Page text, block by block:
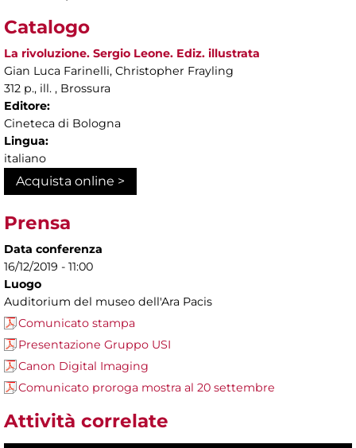
Catalogo
La rivoluzione. Sergio Leone. Ediz. illustrata
Gian Luca Farinelli, Christopher Frayling
312 p., ill. , Brossura
Editore:
Cineteca di Bologna
Lingua:
italiano
Acquista online >
Prensa
Data conferenza
16/12/2019 - 11:00
Luogo
Auditorium del museo dell'Ara Pacis
Comunicato stampa
Presentazione Gruppo USI
Canon Digital Imaging
Comunicato proroga mostra al 20 settembre
Attività correlate